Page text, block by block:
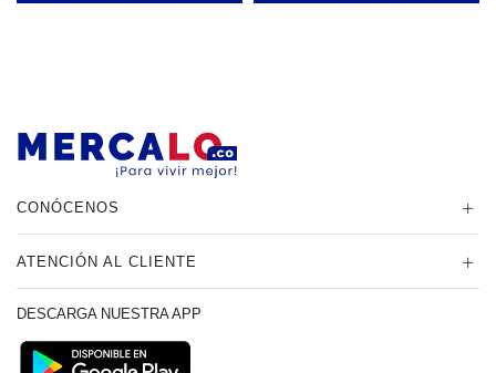
CONÓCENOS
ATENCIÓN AL CLIENTE
DESCARGA NUESTRA APP